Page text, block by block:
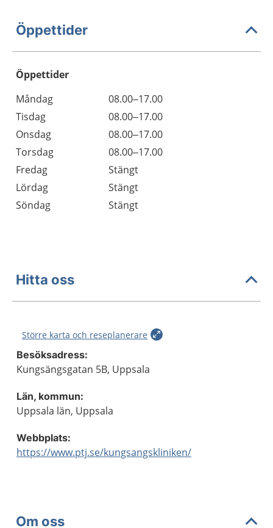
Öppettider
Öppettider
Dag
Öppettider
Kommentarer
Måndag
08.00–17.00
Tisdag
08.00–17.00
Onsdag
08.00–17.00
Torsdag
08.00–17.00
Fredag
Stängt
Lördag
Stängt
Söndag
Stängt
Hitta oss
Större karta och reseplanerare
Besöksadress:
Kungsängsgatan 5B, Uppsala
Län, kommun:
Uppsala län, Uppsala
Webbplats:
https://www.ptj.se/kungsangskliniken/
Om oss